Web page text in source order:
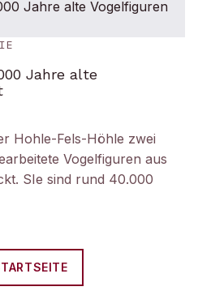
Jahre alte
Hohle-Fels-Höhle zwei
Vogelfiguren aus
SIe sind rund 40.000